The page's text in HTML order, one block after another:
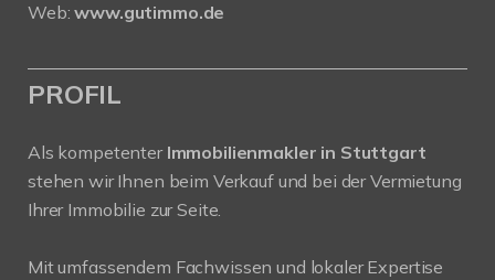
Web:www.gutimmo.de
PROFIL
Als kompetenter Immobilienmakler in Stuttgart
stehen wir Ihnen beim Verkauf und bei der Vermietung
Ihrer Immobilie zur Seite.
Mit umfassendem Fachwissen und lokaler Expertise